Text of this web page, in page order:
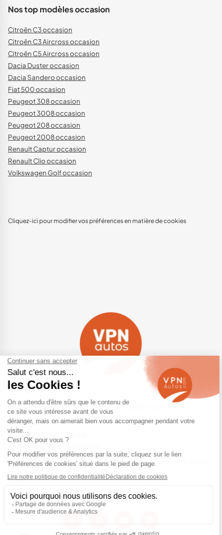
Nos top modèles occasion
Citroën C3 occasion
Citroën C3 Aircross occasion
Citroën C5 Aircross occasion
Dacia Duster occasion
Dacia Sandero occasion
Fiat 500 occasion
Peugeot 308 occasion
Peugeot 3008 occasion
Peugeot 208 occasion
Peugeot 2008 occasion
Renault Captur occasion
Renault Clio occasion
Volkswagen Golf occasion
Cliquez-ici pour modifier vos préférences en matière de cookies
Navigation
Qui sommes-nous ?
Contactez-nous
VPN Autos Pro - Notre site de
voitures d'occasion pour
professionnels & marchands
Plan du site
Mentions légales
Rejoindre le réseau VPN Autos
Blog
Me connecter
Suivez-nous